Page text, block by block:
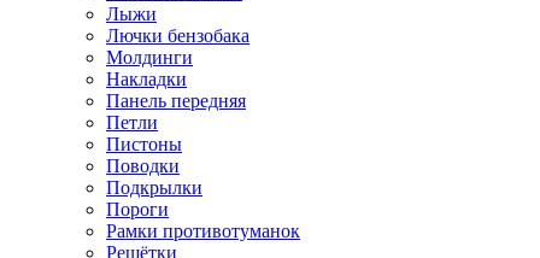
Лыжи
Лючки бензобака
Молдинги
Накладки
Панель передняя
Петли
Пистоны
Поводки
Подкрылки
Пороги
Рамки противотуманок
Решётки